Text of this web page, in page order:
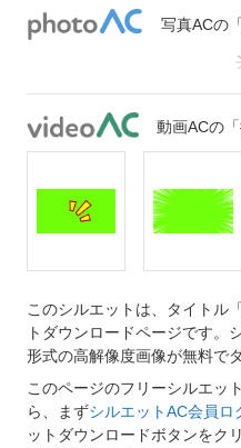
写真ACの
動画ACの
このシルエットは、タイトル
トダウンロードページです。
形式の高解像度画像が無料で
このページのフリーシルエッ
ら、まずシルエットAC会員ロ
ットダウンロードボタンをク